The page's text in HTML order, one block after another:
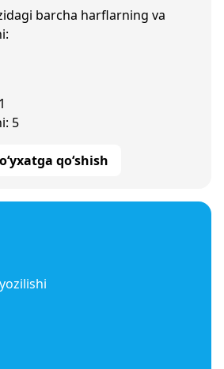
barcha harflarning va
5
qo‘shish